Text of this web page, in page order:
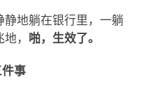
地躺在银行里，一躺
，
啪，生效了。
事